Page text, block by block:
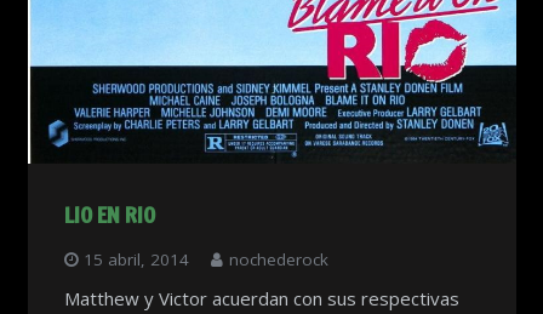
LIO EN RIO
15 abril, 2014 nochederock
Matthew y Victor acuerdan con sus respectivas